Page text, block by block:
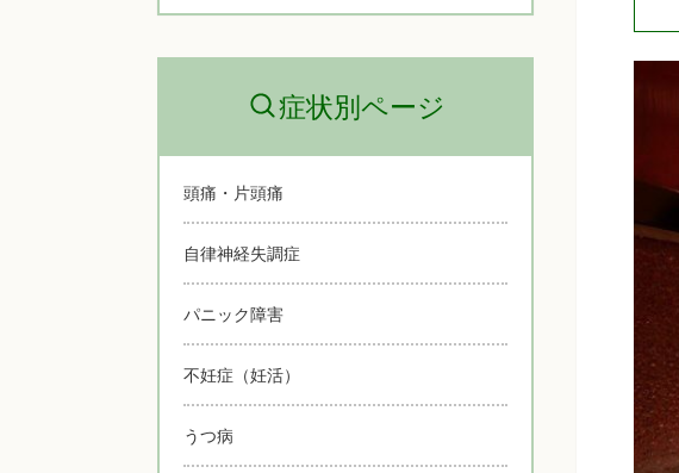
症状別ページ
頭痛・片頭痛
自律神経失調症
パニック障害
不妊症（妊活）
うつ病